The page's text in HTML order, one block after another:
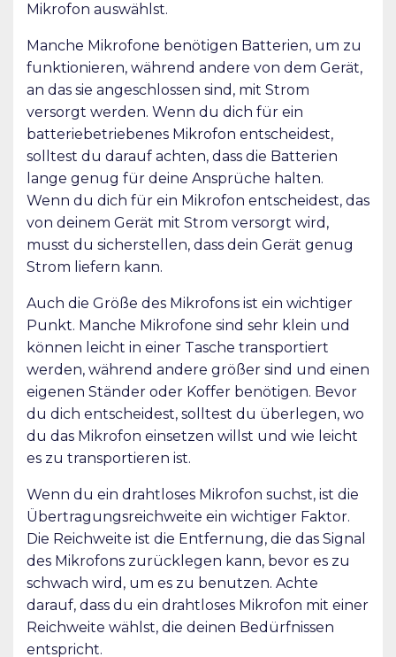
Mikrofon auswählst.
Manche Mikrofone benötigen Batterien, um zu
funktionieren, während andere von dem Gerät,
an das sie angeschlossen sind, mit Strom
versorgt werden. Wenn du dich für ein
batteriebetriebenes Mikrofon entscheidest,
solltest du darauf achten, dass die Batterien
lange genug für deine Ansprüche halten.
Wenn du dich für ein Mikrofon entscheidest, das
von deinem Gerät mit Strom versorgt wird,
musst du sicherstellen, dass dein Gerät genug
Strom liefern kann.
Auch die Größe des Mikrofons ist ein wichtiger
Punkt. Manche Mikrofone sind sehr klein und
können leicht in einer Tasche transportiert
werden, während andere größer sind und einen
eigenen Ständer oder Koffer benötigen. Bevor
du dich entscheidest, solltest du überlegen, wo
du das Mikrofon einsetzen willst und wie leicht
es zu transportieren ist.
Wenn du ein drahtloses Mikrofon suchst, ist die
Übertragungsreichweite ein wichtiger Faktor.
Die Reichweite ist die Entfernung, die das Signal
des Mikrofons zurücklegen kann, bevor es zu
schwach wird, um es zu benutzen. Achte
darauf, dass du ein drahtloses Mikrofon mit einer
Reichweite wählst, die deinen Bedürfnissen
entspricht.